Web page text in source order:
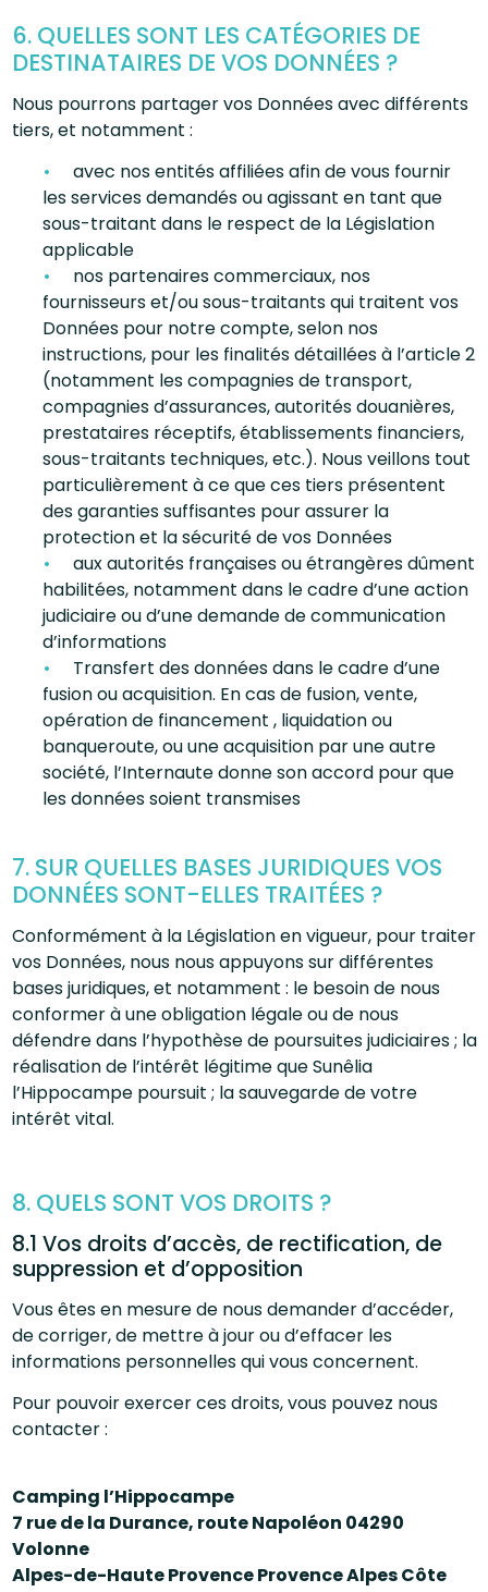
6. QUELLES SONT LES CATÉGORIES DE
DESTINATAIRES DE VOS DONNÉES ?
Nous pourrons partager vos Données avec différents
tiers, et notamment :
avec nos entités affiliées afin de vous fournir
les services demandés ou agissant en tant que
sous-traitant dans le respect de la Législation
applicable
nos partenaires commerciaux, nos
fournisseurs et/ou sous-traitants qui traitent vos
Données pour notre compte, selon nos
instructions, pour les finalités détaillées à l’article 2
(notamment les compagnies de transport,
compagnies d’assurances, autorités douanières,
prestataires réceptifs, établissements financiers,
sous-traitants techniques, etc.). Nous veillons tout
particulièrement à ce que ces tiers présentent
des garanties suffisantes pour assurer la
protection et la sécurité de vos Données
aux autorités françaises ou étrangères dûment
habilitées, notamment dans le cadre d’une action
judiciaire ou d’une demande de communication
d’informations
Transfert des données dans le cadre d’une
fusion ou acquisition. En cas de fusion, vente,
opération de financement , liquidation ou
banqueroute, ou une acquisition par une autre
société, l’Internaute donne son accord pour que
les données soient transmises
7. SUR QUELLES BASES JURIDIQUES VOS
DONNÉES SONT-ELLES TRAITÉES ?
Conformément à la Législation en vigueur, pour traiter
vos Données, nous nous appuyons sur différentes
bases juridiques, et notamment : le besoin de nous
conformer à une obligation légale ou de nous
défendre dans l’hypothèse de poursuites judiciaires ; la
réalisation de l’intérêt légitime que Sunêlia
l’Hippocampe poursuit ; la sauvegarde de votre
intérêt vital.
8. QUELS SONT VOS DROITS ?
8.1 Vos droits d’accès, de rectification, de
suppression et d’opposition
Vous êtes en mesure de nous demander d’accéder,
de corriger, de mettre à jour ou d’effacer les
informations personnelles qui vous concernent.
Pour pouvoir exercer ces droits, vous pouvez nous
contacter :
Camping l’Hippocampe
7 rue de la Durance, route Napoléon 04290
Volonne
Alpes-de-Haute Provence Provence Alpes Côte